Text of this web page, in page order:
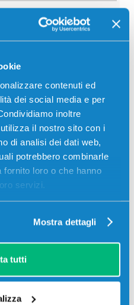
contenuti ed
dei social media e per
inoltre
il nostro sito con i
di analisi dei dati web,
potrebbero combinarle
loro o che hanno
servizi.
Mostra dettagli
tutti
B1012 NERO
Olivetti D-COPIA